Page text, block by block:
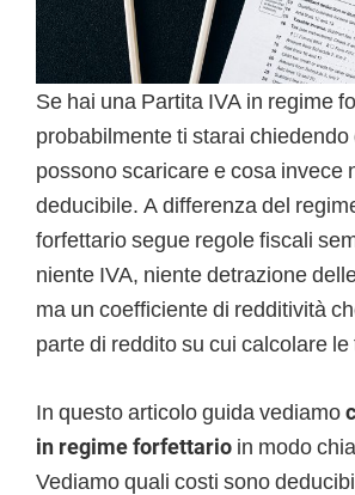
Se hai una Partita IVA in regime
probabilmente ti starai chiedendo
possono scaricare e cosa invece
deducibile. A differenza del
forfettario segue regole fiscali
niente IVA, niente detrazione
ma un coefficiente di redditività
parte di reddito su cui calcolare le
In questo articolo guida vediamo
in regime forfettario in modo
Vediamo quali costi sono